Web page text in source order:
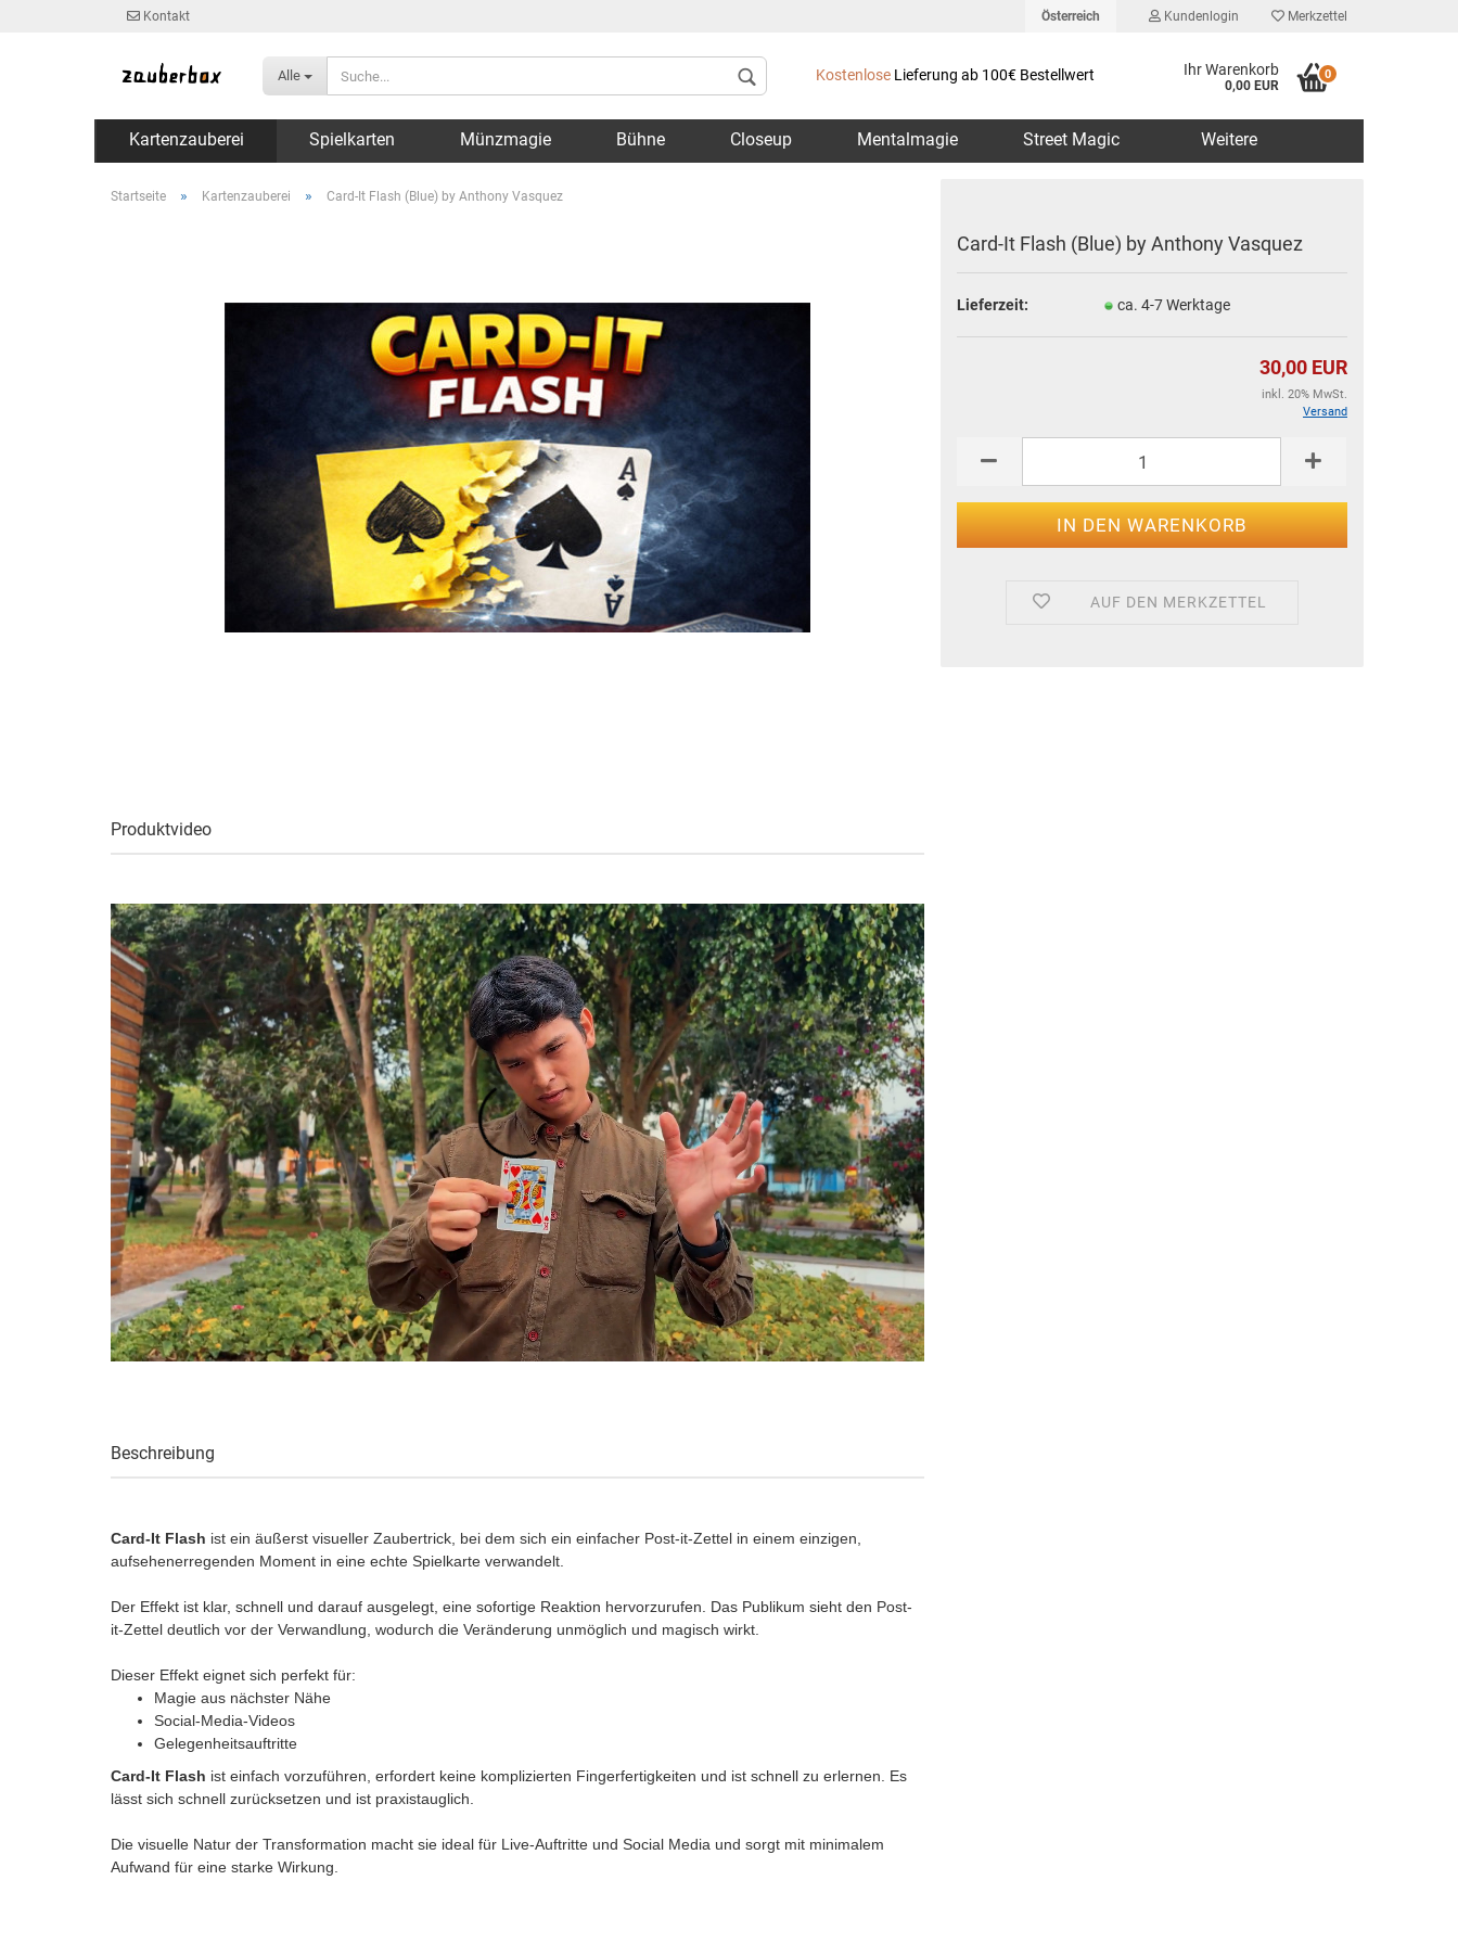
Kontakt Österreich
Lieferland
Kundenlogin
Konto erstellen
Merkzettel
Alle Kostenlose Lieferung ab 100€ Bestellwert Ihr Warenkorb
0,00 EUR
0
Kartenzauberei Spielkarten Münzmagie Bühne Closeup Mentalmagie Street Magic Weitere
Startseite » Kartenzauberei » Card-It Flash (Blue) by Anthony Vasquez
Card-It Flash (Blue) by Anthony Vasquez
Lieferzeit: ca. 4-7 Werktage
30,00 EUR
inkl. 20% MwSt.
Versand
AUF DEN MERKZETTEL
Produktvideo
Beschreibung
Card-It Flash ist ein äußerst visueller Zaubertrick, bei dem sich ein einfacher Post-it-Zettel in einem einzigen,
aufsehenerregenden Moment in eine echte Spielkarte verwandelt.
Der Effekt ist klar, schnell und darauf ausgelegt, eine sofortige Reaktion hervorzurufen. Das Publikum sieht den Post-
it-Zettel deutlich vor der Verwandlung, wodurch die Veränderung unmöglich und magisch wirkt.
Dieser Effekt eignet sich perfekt für:
Magie aus nächster Nähe
Social-Media-Videos
Gelegenheitsauftritte
Card-It Flash ist einfach vorzuführen, erfordert keine komplizierten Fingerfertigkeiten und ist schnell zu erlernen. Es
lässt sich schnell zurücksetzen und ist praxistauglich.
Die visuelle Natur der Transformation macht sie ideal für Live-Auftritte und Social Media und sorgt mit minimalem
Aufwand für eine starke Wirkung.